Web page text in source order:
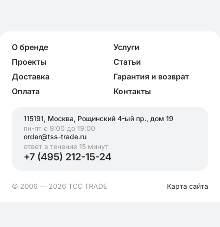
О бренде
Услуги
Проекты
Статьи
Доставка
Гарантия и возврат
Оплата
Контакты
115191, Москва, Рощинский 4-ый пр., дом 19
пн-пт с 9:00 до 19:00
order@tss-trade.ru
ответ в течение 15 минут
+7 (495) 212-15-24
© 2006 — 2026 ТСС TRADE Карта сайта